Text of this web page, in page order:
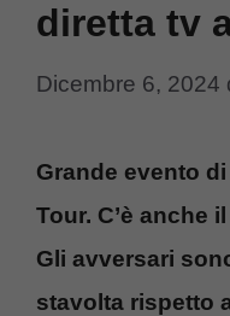
diretta tv
Dicembre 6, 2024
Grande evento
Tour. C’è anche
Gli avversari
stavolta rispetto